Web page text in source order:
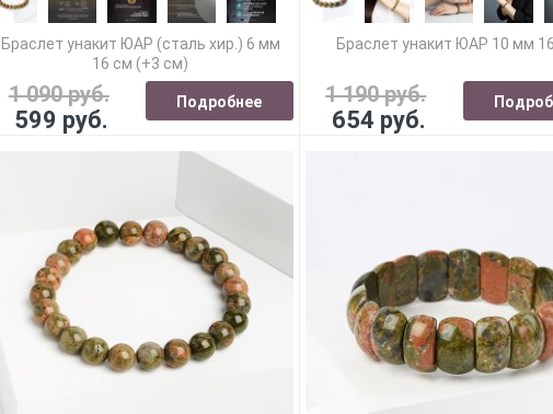
Браслет унакит ЮАР (сталь хир.) 6 мм
16 см (+3 см)
1 090 руб.
599 руб.
Подробнее
Браслет унакит ЮАР 10 мм
1 190 руб.
654 руб.